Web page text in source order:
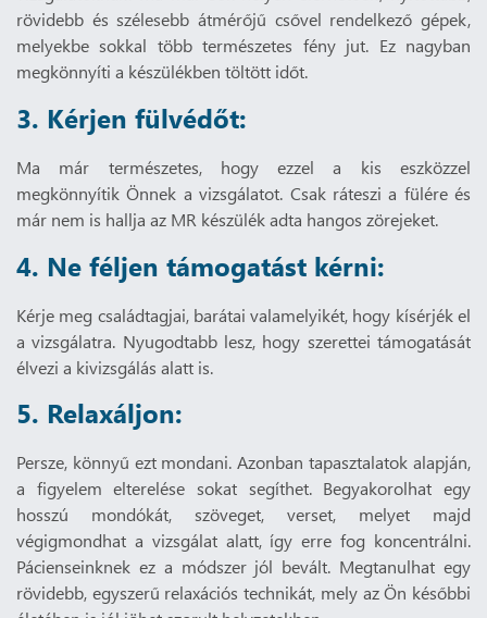
rövidebb és szélesebb átmérőjű csővel rendelkező gépek,
melyekbe sokkal több természetes fény jut. Ez nagyban
megkönnyíti a készülékben töltött időt.
3. Kérjen fülvédőt:
Ma már természetes, hogy ezzel a kis eszközzel
megkönnyítik Önnek a vizsgálatot. Csak ráteszi a fülére és
már nem is hallja az MR készülék adta hangos zörejeket.
4. Ne féljen támogatást kérni:
Kérje meg családtagjai, barátai valamelyikét, hogy kísérjék el
a vizsgálatra. Nyugodtabb lesz, hogy szerettei támogatását
élvezi a kivizsgálás alatt is.
5. Relaxáljon:
Persze, könnyű ezt mondani. Azonban tapasztalatok alapján,
a figyelem elterelése sokat segíthet. Begyakorolhat egy
hosszú mondókát, szöveget, verset, melyet majd
végigmondhat a vizsgálat alatt, így erre fog koncentrálni.
Pácienseinknek ez a módszer jól bevált. Megtanulhat egy
rövidebb, egyszerű relaxációs technikát, mely az Ön későbbi